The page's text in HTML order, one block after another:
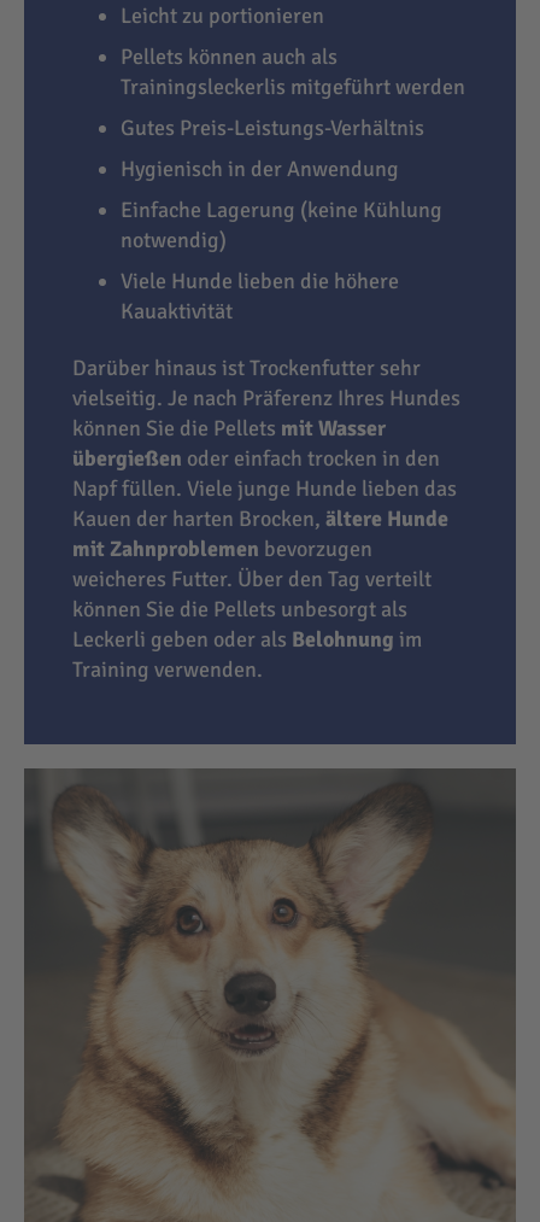
Leicht zu portionieren
Pellets können auch als
Trainingsleckerlis mitgeführt werden
Gutes Preis-Leistungs-Verhältnis
Hygienisch in der Anwendung
Einfache Lagerung (keine Kühlung
notwendig)
Viele Hunde lieben die höhere
Kauaktivität
Darüber hinaus ist Trockenfutter sehr
vielseitig. Je nach Präferenz Ihres Hundes
können Sie die Pellets mit Wasser
übergießen oder einfach trocken in den
Napf füllen. Viele junge Hunde lieben das
Kauen der harten Brocken, ältere Hunde
mit Zahnproblemen bevorzugen
weicheres Futter. Über den Tag verteilt
können Sie die Pellets unbesorgt als
Leckerli geben oder als Belohnung im
Training verwenden.